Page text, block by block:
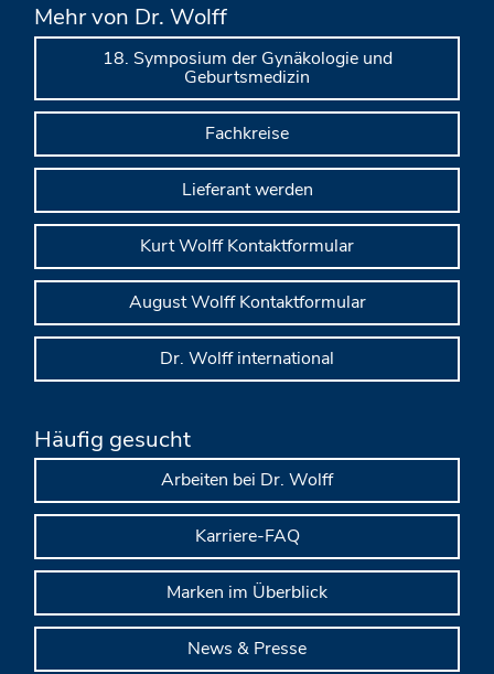
Mehr von Dr. Wolff
18. Symposium der Gynäkologie und
Geburtsmedizin
Fachkreise
Lieferant werden
Kurt Wolff Kontaktformular
August Wolff Kontaktformular
Dr. Wolff international
Häufig gesucht
Arbeiten bei Dr. Wolff
Karriere-FAQ
Marken im Überblick
News & Presse